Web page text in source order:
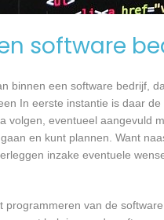
software
binnen een software bedrijf,
In eerste instantie is daar
volgen, eventueel aangevuld
en kunt plannen. Want
inzake eventuele
van de